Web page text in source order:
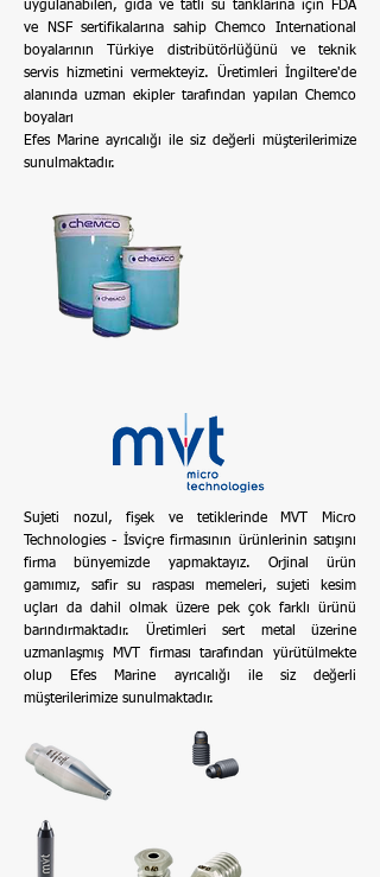
uygulanabilen, gıda ve tatlı su tanklarına için FDA
ve NSF sertifikalarına sahip Chemco International
boyalarının Türkiye distribütörlüğünü ve teknik
servis hizmetini vermekteyiz. Üretimleri İngiltere'de
alanında uzman ekipler tarafından yapılan Chemco
boyaları
Efes Marine ayrıcalığı ile siz değerli müşterilerimize
sunulmaktadır.
Sujeti nozul, fişek ve tetiklerinde MVT Micro
Technologies - İsviçre firmasının ürünlerinin satışını
firma bünyemizde yapmaktayız. Orjinal ürün
gamımız, safir su raspası memeleri, sujeti kesim
uçları da dahil olmak üzere pek çok farklı ürünü
barındırmaktadır. Üretimleri sert metal üzerine
uzmanlaşmış MVT firması tarafından yürütülmekte
olup Efes Marine ayrıcalığı ile siz değerli
müşterilerimize sunulmaktadır.